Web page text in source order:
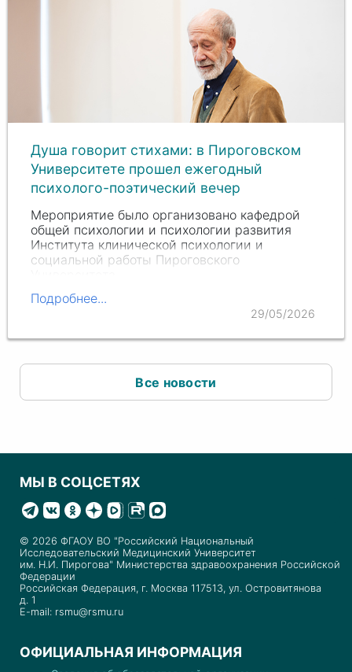
Душа говорит стихами: в Пироговском
Университете прошел ежегодный
психолого-поэтический вечер
Мероприятие было организовано кафедрой
общей психологии и психологии развития
Института клинической психологии и
социальной работы Пироговского
Подробнее...
29/05/2026
Все новости
МЫ В СОЦСЕТЯХ
© 2026 ФГАОУ ВО "Российский Национальный
Исследовательский Медицинский Университет
им. Н.И. Пирогова" Министерства здравоохранения Российской
Федерации
Российская Федерация, г. Москва 117513, ул. Островитянова
д. 1
E-mail: rsmu@rsmu.ru
ОФИЦИАЛЬНАЯ ИНФОРМАЦИЯ